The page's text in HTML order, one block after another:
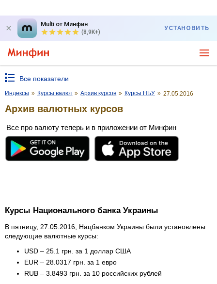
Multi от Минфин
(8,9K+)
УСТАНОВИТЬ
Все показатели
Индексы » Курсы валют » Архив курсов » Курсы НБУ » 27.05.2016
Архив валютных курсов
Все про валюту теперь и в приложении от Минфин
Курсы Национального банка Украины
В пятницу, 27.05.2016, Нацбанком Украины были установлены
следующие валютные курсы:
USD – 25.1 грн. за 1 доллар США
EUR – 28.0317 грн. за 1 евро
RUB – 3.8493 грн. за 10 российских рублей